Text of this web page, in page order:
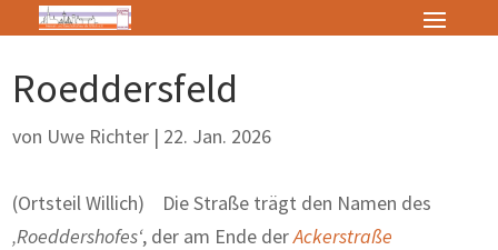
Roeddersfeld
von Uwe Richter | 22. Jan. 2026
(Ortsteil Willich) Die Straße trägt den Namen des
‚Roeddershofes‘, der am Ende derAckerstraße